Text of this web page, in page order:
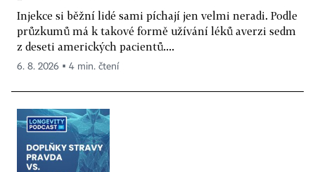
Injekce si běžní lidé sami píchají jen velmi neradi. Podle
průzkumů má k takové formě užívání léků averzi sedm
z deseti amerických pacientů....
6. 8. 2026 ▪ 4 min. čtení